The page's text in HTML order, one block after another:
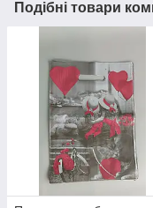
Подібні товари